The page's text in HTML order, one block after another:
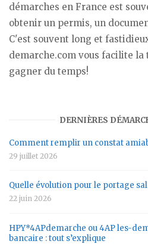
démarches en France est
obtenir un permis, un
C'est souvent long et
demarche.com vous facilite la
gagner du temps!
DERNIÈRES
Comment remplir un constat
29 juillet 2026
Quelle évolution pour le portage
22 juin 2026
HPY*4APdemarche ou 4AP les-
bancaire : tout s’explique